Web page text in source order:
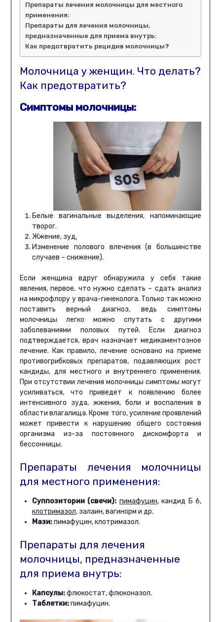
Препараты лечения молочницы для местного
применения:
Препараты для лечения молочницы,
предназначенные для приема внутрь:
Как предотвратить рецидив молочницы?
Молочница у женщин. Что делать?
Как предотвратить?
Симптомы молочницы:
Белые вагинальные выделения, напоминающие
творог.
Жжение, зуд.
Изменение полового влечения (в большинстве
случаев – снижение).
Если женщина вдруг обнаружила у себя такие
явления, первое, что нужно сделать – сдать анализ
на микрофлору у врача-гинеколога. Только так можно
поставить верный диагноз, ведь симптомы
молочницы легко можно спутать с другими
заболеваниями половых путей. Если диагноз
подтверждается, врач назначает медикаментозное
лечение. Как правило, лечение основано на приеме
противогрибковых препаратов, подавляющих рост
кандиды, для местного и внутреннего применения.
При отсутствии лечения молочницы симптомы могут
усиливаться, что приведет к появлению более
интенсивного зуда, жжения, боли и воспаления в
области влагалища. Кроме того, усиление проявлений
может привести к нарушению общего состояния
организма из-за постоянного дискомфорта и
бессонницы.
Препараты лечения молочницы
для местного применения:
Суппозитории (свечи): пимафуцин, кандид Б 6,
клотримазол, залаин, вагинорм и др.
Мази:пимафуцин, клотримазол.
Препараты для лечения
молочницы, предназначенные
для приема внутрь:
Капсулы:флюкостат, флюконазол.
Таблетки:пимафуцин.